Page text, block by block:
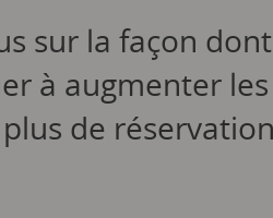
sur la façon dont
à augmenter les
de